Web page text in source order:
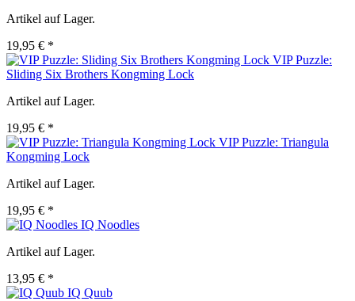
Artikel auf Lager.
19,95 € *
VIP Puzzle:
Sliding Six Brothers Kongming Lock
Artikel auf Lager.
19,95 € *
VIP Puzzle: Triangula
Kongming Lock
Artikel auf Lager.
19,95 € *
IQ Noodles
Artikel auf Lager.
13,95 € *
IQ Quub